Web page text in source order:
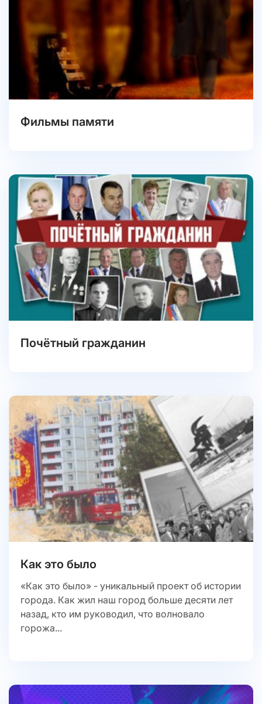
Фильмы памяти
Почётный гражданин
Как это было
«Как это было» - уникальный проект об истории
города. Как жил наш город больше десяти лет
назад, кто им руководил, что волновало
горожа...